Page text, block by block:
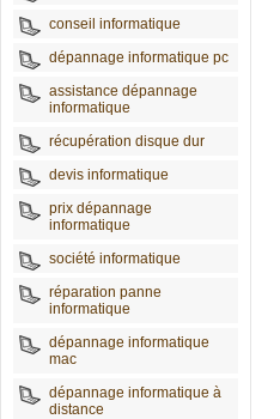
conseil informatique
dépannage informatique pc
assistance dépannage
informatique
récupération disque dur
devis informatique
prix dépannage
informatique
société informatique
réparation panne
informatique
dépannage informatique
mac
dépannage informatique à
distance